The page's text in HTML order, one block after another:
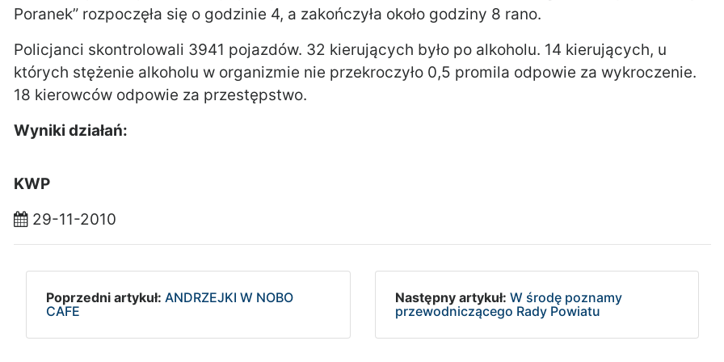
Poranek” rozpoczęła się o godzinie 4, a zakończyła około godziny 8 rano.
Policjanci skontrolowali 3941 pojazdów. 32 kierujących było po alkoholu. 14 kierujących, u
których stężenie alkoholu w organizmie nie przekroczyło 0,5 promila odpowie za wykroczenie.
18 kierowców odpowie za przestępstwo.
Wyniki działań:
KWP
29-11-2010
Poprzedni artykuł: ANDRZEJKI W NOBO
CAFE
Następny artykuł: W środę poznamy
przewodniczącego Rady Powiatu